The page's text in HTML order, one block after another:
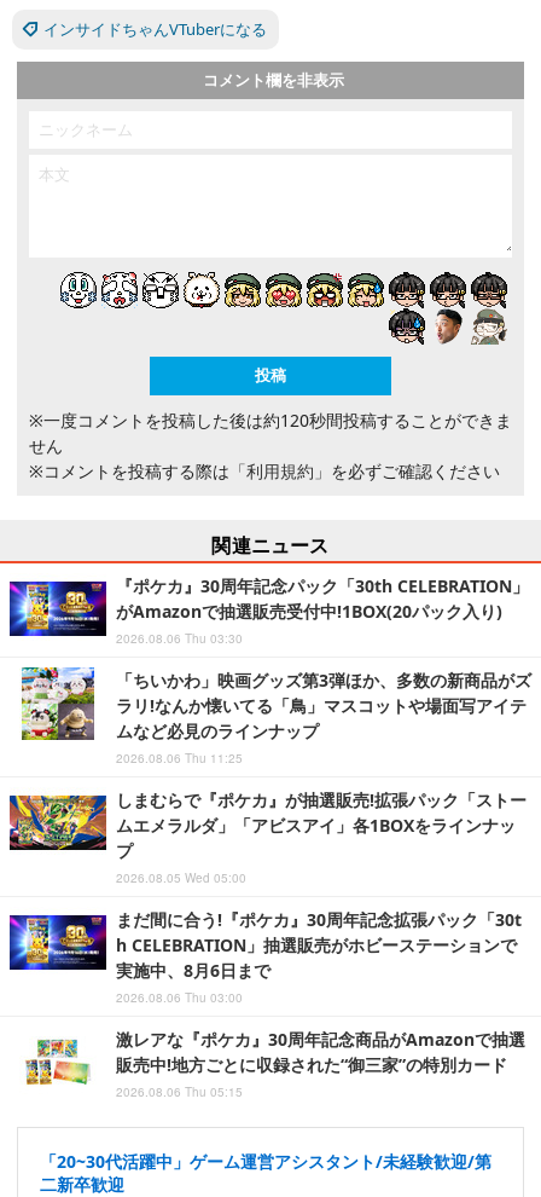
インサイドちゃんVTuberになる
コメント欄を非表示
※一度コメントを投稿した後は約120秒間投稿することができま
せん
※コメントを投稿する際は 「利用規約」 を必ずご確認ください
関連ニュース
『ポケカ』30周年記念パック「30th CELEBRATION」
がAmazonで抽選販売受付中!1BOX(20パック入り)
2026.08.06 Thu 03:30
「ちいかわ」映画グッズ第3弾ほか、多数の新商品がズ
ラリ!なんか懐いてる「鳥」マスコットや場面写アイテ
ムなど必見のラインナップ
2026.08.06 Thu 11:25
しまむらで『ポケカ』が抽選販売!拡張パック「ストー
ムエメラルダ」「アビスアイ」各1BOXをラインナッ
プ
2026.08.05 Wed 05:00
まだ間に合う!『ポケカ』30周年記念拡張パック「30t
h CELEBRATION」抽選販売がホビーステーションで
実施中、8月6日まで
2026.08.06 Thu 03:00
激レアな『ポケカ』30周年記念商品がAmazonで抽選
販売中!地方ごとに収録された“御三家”の特別カード
2026.08.06 Thu 05:15
「20~30代活躍中」ゲーム運営アシスタント/未経験歓迎/第
二新卒歓迎